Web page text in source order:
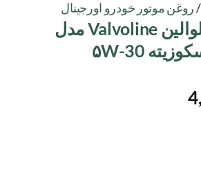
/روغن موتور خودرو اورجینال
روغن موتور والوالین Valvoline مدل